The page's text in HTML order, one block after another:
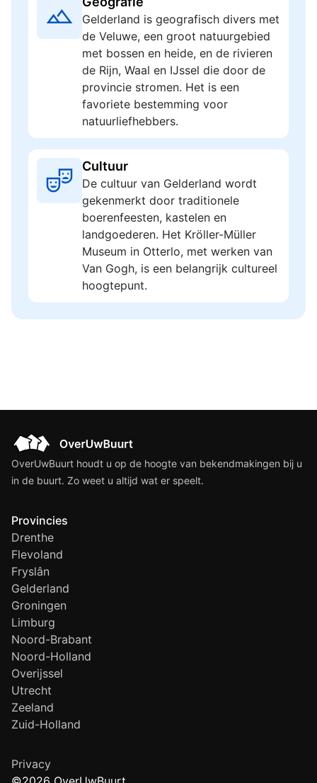
Gelderland is geografisch divers met
de Veluwe, een groot natuurgebied
met bossen en heide, en de rivieren
de Rijn, Waal en IJssel die door de
provincie stromen. Het is een
favoriete bestemming voor
natuurliefhebbers.
Cultuur
De cultuur van Gelderland wordt
gekenmerkt door traditionele
boerenfeesten, kastelen en
landgoederen. Het Kröller-Müller
Museum in Otterlo, met werken van
Van Gogh, is een belangrijk cultureel
hoogtepunt.
OverUwBuurt houdt u op de hoogte van bekendmakingen bij u
in de buurt. Zo weet u altijd wat er speelt.
Provincies
Drenthe
Flevoland
Fryslân
Gelderland
Groningen
Limburg
Noord-Brabant
Noord-Holland
Overijssel
Utrecht
Zeeland
Zuid-Holland
Privacy